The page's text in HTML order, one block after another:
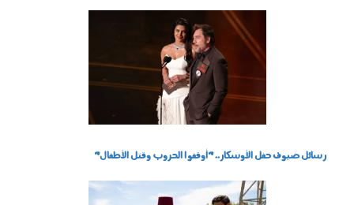
رسائل ضيوف حفل الأوسكار.. "أوقفوا الحروب وقتل الأطفال"